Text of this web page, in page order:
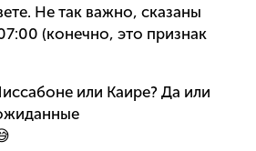
Не так важно, сказаны
(конечно, это признак
или Каире? Да или